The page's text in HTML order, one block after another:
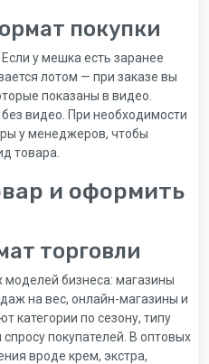
покупки
у мешка есть заранее
лотом — при заказе вы
показаны в видео.
видео. При необходимости
у менеджеров, чтобы
товара.
и оформить
торговли
моделей бизнеса: магазины
на вес, онлайн-магазины и
категории по сезону, типу
покупателей. В оптовых
вроде крем, экстра,